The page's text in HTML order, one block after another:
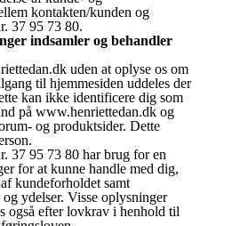
kontakten/kunden og
37 95 73 80.
indsamler og behandler
uden at oplyse os om
til hjemmesiden uddeles der
kan ikke identificere dig som
på www.henriettedan.dk og
og produktsider. Dette
37 95 73 80 har brug for en
for at kunne handle med dig,
kundeforholdet samt
ydelser. Visse oplysninger
også efter lovkrav i henhold til